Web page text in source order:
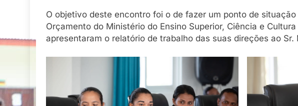
O objetivo deste encontro foi o de fazer um ponto de
Orçamento do Ministério do Ensino Superior, Ciência e
apresentaram o relatório de trabalho das suas direções ao Sr.